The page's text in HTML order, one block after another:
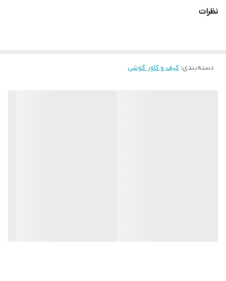
نظرات
دسته‌بندی:کیف و کاور گوشی